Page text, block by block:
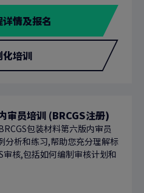
情及报名
化培训
审员培训 (BRCGS注册)
包装材料第六版内审员
分析和练习,帮助您充分理解标
核,包括如何编制审核计划和